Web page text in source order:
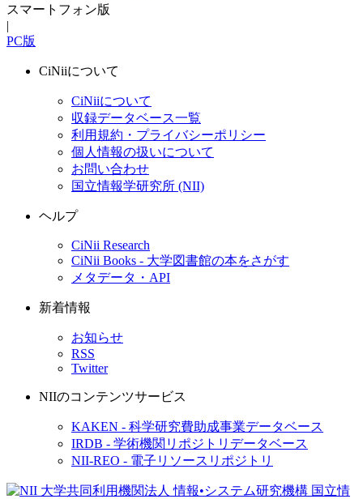
スマートフォン版
|
PC版
CiNiiについて
CiNiiについて
収録データベース一覧
利用規約・プライバシーポリシー
個人情報の扱いについて
お問い合わせ
国立情報学研究所 (NII)
ヘルプ
CiNii Research
CiNii Books - 大学図書館の本をさがす
メタデータ・API
新着情報
お知らせ
RSS
Twitter
NIIのコンテンツサービス
KAKEN - 科学研究費助成事業データベース
IRDB - 学術機関リポジトリデータベース
NII-REO - 電子リソースリポジトリ